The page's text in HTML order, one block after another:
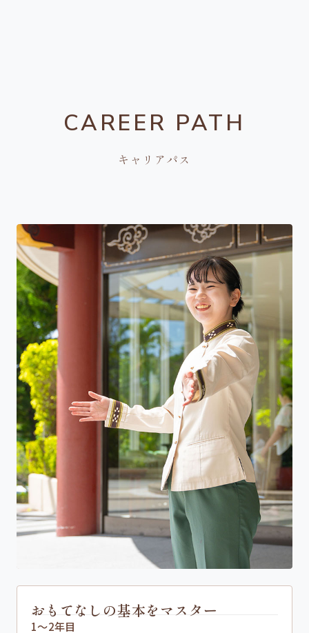
CAREER PATH
キャリアパス
おもてなしの基本をマスター
1〜2年目